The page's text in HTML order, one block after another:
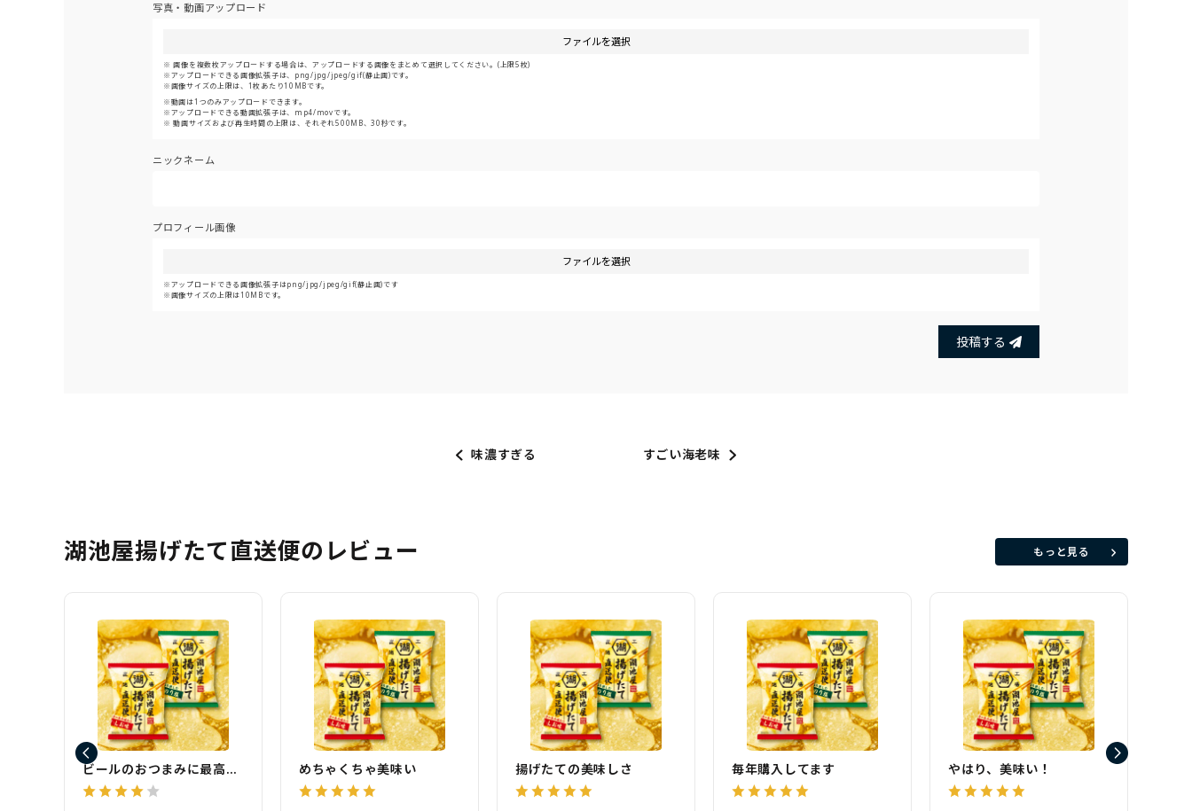
写真・動画アップロード
ファイルを選択
画像を複数枚アップロードする場合は、アップロードする画像をまとめて選択してください。(上限5枚)
アップロードできる画像拡張子は、png/jpg/jpeg/gif(静止画)です。
画像サイズの上限は、1枚あたり10MBです。
動画は1つのみアップロードできます。
アップロードできる動画拡張子は、mp4/movです。
動画サイズおよび再生時間の上限は、それぞれ500MB、30秒です。
ニックネーム
プロフィール画像
ファイルを選択
アップロードできる画像拡張子はpng/jpg/jpeg/gif(静止画)です
画像サイズの上限は10MBです。
投稿する
味濃すぎる すごい海老味
湖池屋揚げたて直送便のレビュー もっと見る
ビールのおつまみに最高！！ めちゃくちゃ美味い 揚げたての美味しさ 毎年購入してます やはり、美味い！